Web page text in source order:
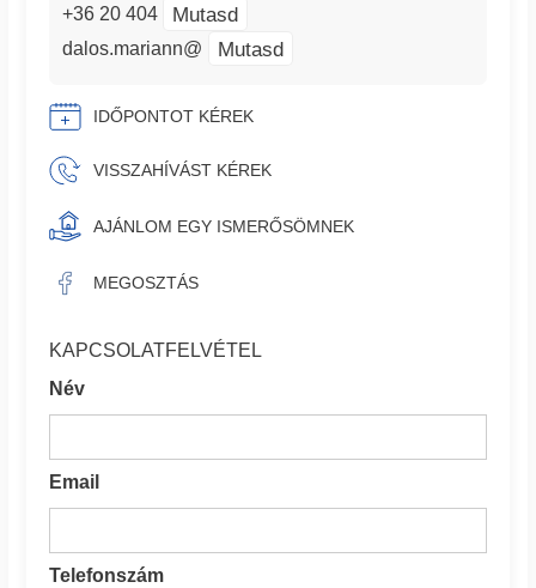
+36 20 404 Mutasd
dalos.mariann@ Mutasd
IDŐPONTOT KÉREK
VISSZAHÍVÁST KÉREK
AJÁNLOM EGY ISMERŐSÖMNEK
MEGOSZTÁS
KAPCSOLATFELVÉTEL
Név
Email
Telefonszám